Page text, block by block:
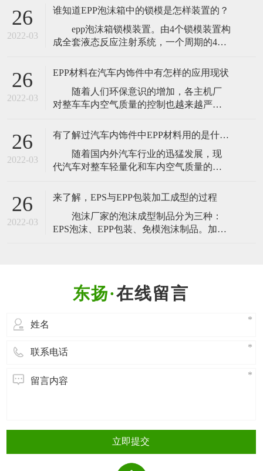
制造的高结晶型聚合物/气体复合材料。它
见的EPS（聚苯乙烯泡沫，俗称保丽龙）相
似，但二者在性能上有着天壤之别：
26
2022-03
谁知道EPP泡沫箱中的锁模是怎样装置的？
epp泡沫箱锁模装置。由4个锁模装置构
成全套液态反应注射系统，一个周期的4个
半模固定在一起，回转90°通过分型面放
气。然后转向操作者，取出制件，并提供
空间便于清洗和卸下模具。 ②上下模
转到平行位置后准备合模。 ③长行程
26
2022-03
EPP材料在汽车内饰件中有怎样的应用现状
随着人们环保意识的增加，各主机厂
对整车车内空气质量的控制也越来越严
更高的要求。EPP材料散发挥发性有机物
（VOC）较少，材料本身的气味较小，同
时具有优异的综合性能和较轻的质量，这
使其在汽车内饰件中的应用越来越多。目
垫块、座
26
2022-03
有了解过汽车内饰件中EPP材料用的是什么样的特性吗
随着国内外汽车行业的迅猛发展，现
代汽车对整车轻量化和车内空气质量的要
一直以来都是汽车减重的重要手段，可有
效降低整车油耗，提高能源利用率，降低
汽车尾气的排放，从而减少污染。那么EPP
材料特性 有哪些特性呢？下面，我们一起
26
2022-03
来了解，EPS与EPP包装加工成型的过程
泡沫厂家的泡沫成型制品分为三种：
EPS泡沫、EPP包装、免模泡沫制品。加工
EPS泡沫、EPP包装的泡沫成型过程
在线留言
立即提交